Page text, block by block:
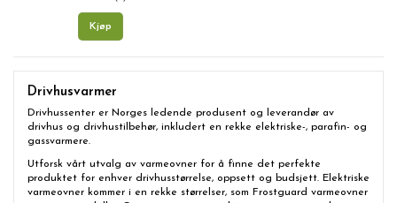
Kjøp
Drivhusvarmer
Drivhussenter er Norges ledende produsent og leverandør av
drivhus og drivhustilbehør, inkludert en rekke elektriske-, parafin- og
gassvarmere.
Utforsk vårt utvalg av varmeovner for å finne det perfekte
produktet for enhver drivhusstørrelse, oppsett og budsjett. Elektriske
varmeovner kommer i en rekke størrelser, som Frostguard varmeovner